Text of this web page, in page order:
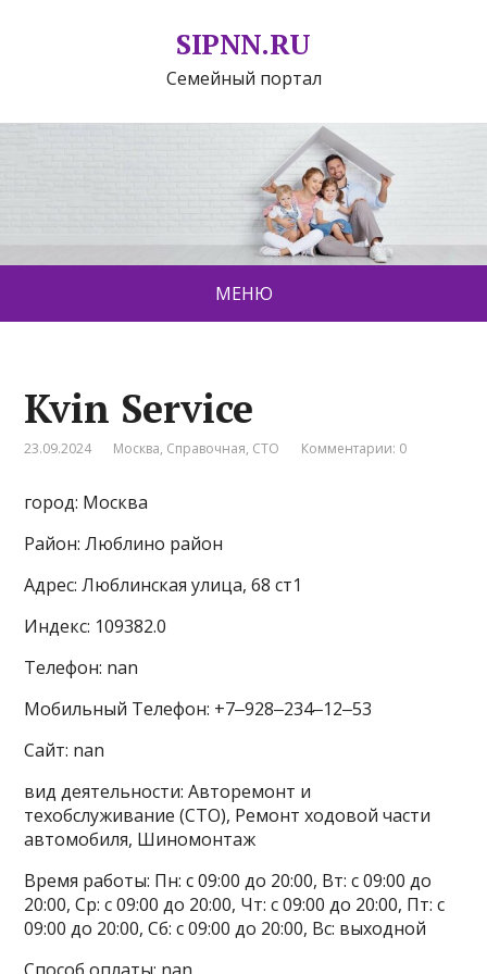
SIPNN.RU
Семейный портал
МЕНЮ
Kvin Service
23.09.2024 Москва, Справочная, СТО Комментарии: 0
город: Москва
Район: Люблино район
Адрес: Люблинская улица, 68 ст1
Индекс: 109382.0
Телефон: nan
Мобильный Телефон: +7‒928‒234‒12‒53
Сайт: nan
вид деятельности: Авторемонт и
техобслуживание (СТО), Ремонт ходовой части
автомобиля, Шиномонтаж
Время работы: Пн: с 09:00 до 20:00, Вт: с 09:00 до
20:00, Ср: с 09:00 до 20:00, Чт: с 09:00 до 20:00, Пт: с
09:00 до 20:00, Сб: с 09:00 до 20:00, Вс: выходной